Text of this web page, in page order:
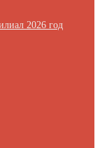
2026 год